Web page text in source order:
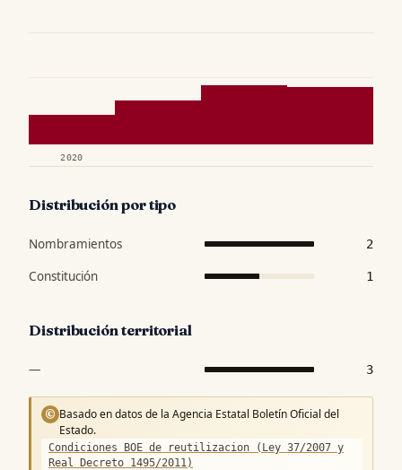
2020
Distribución por tipo
Nombramientos 2
Constitución 1
Distribución territorial
— 3
© Basado en datos de la Agencia Estatal Boletín Oficial del
Estado.
Condiciones BOE de reutilizacion (Ley 37/2007 y
Real Decreto 1495/2011)